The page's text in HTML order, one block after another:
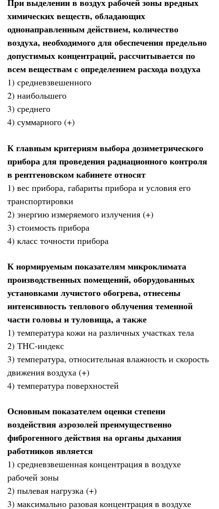
химических веществ, обладающих
однонаправленным действием, количество
воздуха, необходимого для обеспечения предельно
допустимых концентраций, рассчитывается по
всем веществам с определением расхода воздуха
1) средневзвешенного
2) наибольшего
3) среднего
4) суммарного (+)
К главным критериям выбора дозиметрического
прибора для проведения радиационного контроля
в рентгеновском кабинете относят
1) вес прибора, габариты прибора и условия его
транспортировки
2) энергию измеряемого излучения (+)
3) стоимость прибора
4) класс точности прибора
К нормируемым показателям микроклимата
производственных помещений, оборудованных
установками лучистого обогрева, отнесены
интенсивность теплового облучения теменной
части головы и туловища, а также
1) температура кожи на различных участках тела
2) ТНС-индекс
3) температура, относительная влажность и скорость
движения воздуха (+)
4) температура поверхностей
Основным показателем оценки степени
воздействия аэрозолей преимущественно
фиброгенного действия на органы дыхания
работников является
1) средневзвешенная концентрация в воздухе
рабочей зоны
2) пылевая нагрузка (+)
3) максимально разовая концентрация в воздухе